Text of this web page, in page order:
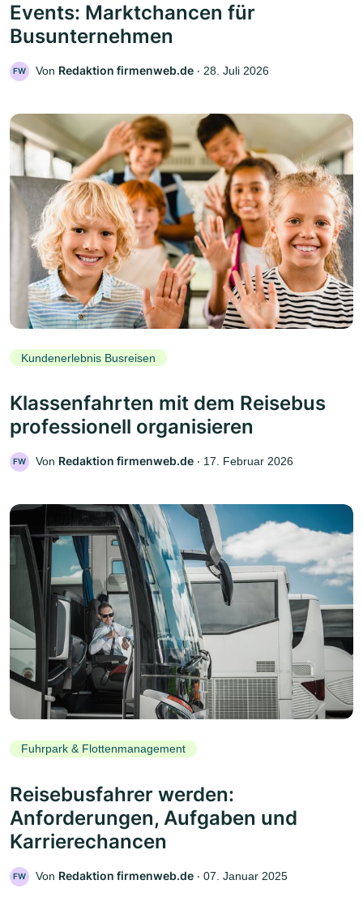
Events: Marktchancen für
Busunternehmen
FW Von Redaktion firmenweb.de ‧ 28. Juli 2026
Kundenerlebnis Busreisen
Klassenfahrten mit dem Reisebus
professionell organisieren
FW Von Redaktion firmenweb.de ‧ 17. Februar 2026
Fuhrpark & Flottenmanagement
Reisebusfahrer werden:
Anforderungen, Aufgaben und
Karrierechancen
FW Von Redaktion firmenweb.de ‧ 07. Januar 2025